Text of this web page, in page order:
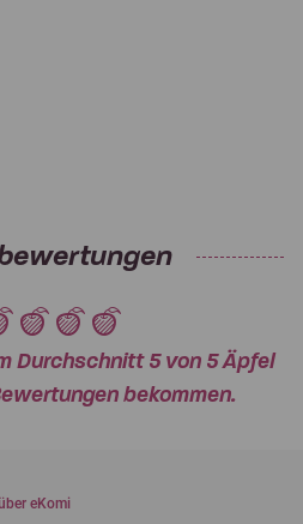
Durchschnitt 5 von 5 Äpfel
bekommen.
eKomi